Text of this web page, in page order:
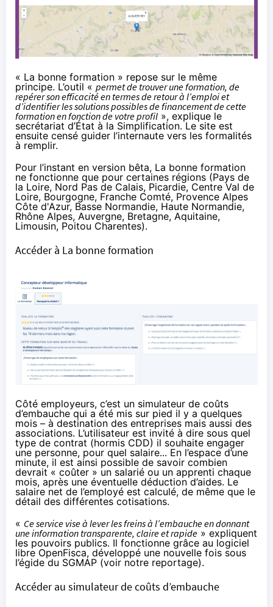
« La bonne formation » repose sur le même
principe. L’outil « permet de trouver une formation, de
repérer son efficacité en termes de retour à l’emploi et
d’identifier les solutions possibles de financement de cette
formation en fonction de votre profil », explique le
secrétariat d’État à la Simplification. Le site est
ensuite censé guider l’internaute vers les formalités
à remplir.
Pour l’instant en version bêta, La bonne formation
ne fonctionne que pour certaines régions (Pays de
la Loire, Nord Pas de Calais, Picardie, Centre Val de
Loire, Bourgogne, Franche Comté, Provence Alpes
Côte d'Azur, Basse Normandie, Haute Normandie,
Rhône Alpes, Auvergne, Bretagne, Aquitaine,
Limousin, Poitou Charentes).
Accéder à La bonne formation
Côté employeurs, c’est un simulateur de coûts
d’embauche qui a été mis sur pied il y a quelques
mois – à destination des entreprises mais aussi des
associations. L’utilisateur est invité à dire sous quel
type de contrat (hormis CDD) il souhaite engager
une personne, pour quel salaire... En l’espace d’une
minute, il est ainsi possible de savoir combien
devrait « coûter » un salarié ou un apprenti chaque
mois, après une éventuelle déduction d’aides. Le
salaire net de l’employé est calculé, de même que le
détail des différentes cotisations.
« Ce service vise à lever les freins à l’embauche en donnant
une information transparente, claire et rapide » expliquent
les pouvoirs publics. Il fonctionne grâce au logiciel
libre OpenFisca, développé une nouvelle fois sous
l’égide du SGMAP (voir notre reportage).
Accéder au simulateur de coûts d’embauche